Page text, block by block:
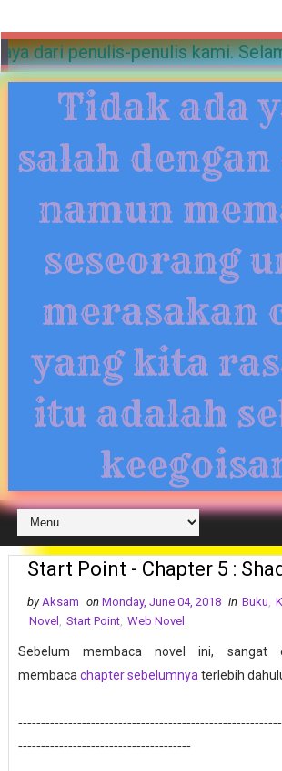
menemukan ratusan
Tidak ada
salah
namun
seseorang
merasakan
yang kita
itu adalah
Start Point - Chapter 5 :
by Aksam on Monday, June 04, 2018 in Buku,
Novel , Start Point, Web Novel
Sebelum membaca novel ini, sangat
membaca chapter sebelumnya terlebih
--------------------------------------